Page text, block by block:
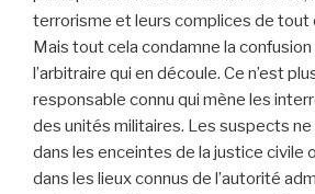
terrorisme et leurs complices de tout
Mais tout cela condamne la
l’arbitraire qui en découle. Ce n’est
responsable connu qui mène les
des unités militaires. Les suspects
dans les enceintes de la justice civile
dans les lieux connus de l’autorité